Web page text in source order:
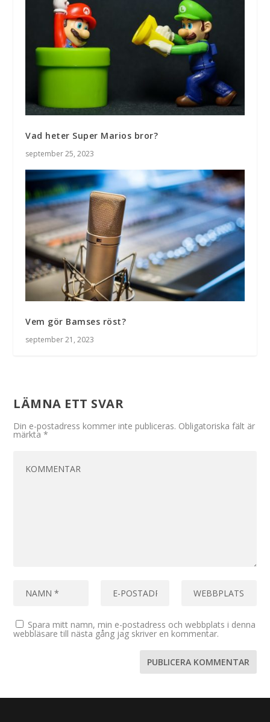
Vad heter Super Marios bror?
september 25, 2023
Vem gör Bamses röst?
september 21, 2023
LÄMNA ETT SVAR
Din e-postadress kommer inte publiceras. Obligatoriska fält är
märkta*
Spara mitt namn, min e-postadress och webbplats i denna
webbläsare till nästa gång jag skriver en kommentar.